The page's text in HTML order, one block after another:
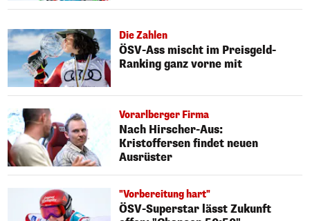
Die Zahlen
ÖSV-Ass mischt im Preisgeld-
Ranking ganz vorne mit
Vorarlberger Firma
Nach Hirscher-Aus:
Kristoffersen findet neuen
Ausrüster
"Vorbereitung hart"
ÖSV-Superstar lässt Zukunft